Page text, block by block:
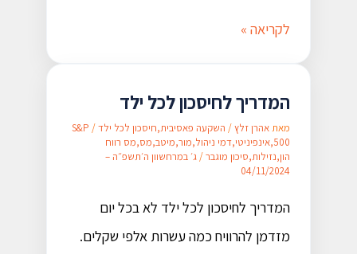
לקריאה »
המדריך לחיסכון לכל ילד
מאתאהרן זלץ/השקעה פאסיבית,חיסכון לכל ילד/
S&P
500
,אינפיניטי,דמי ניהול,מור,מיטב,מס,מס רווח
הון,נזילות,סיכון מוגבר/ג׳ במרחשוון ה׳תשפ״ה –
04/11/2024
המדריך לחיסכון לכל ילד לא בכל יום
מזדמן להרוויח כמה עשרות אלפי שקלים.